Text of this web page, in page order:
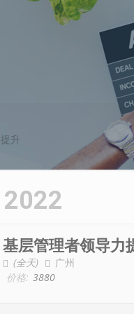
升
基层管理者领导力
(全天)
广州
价格: 3880